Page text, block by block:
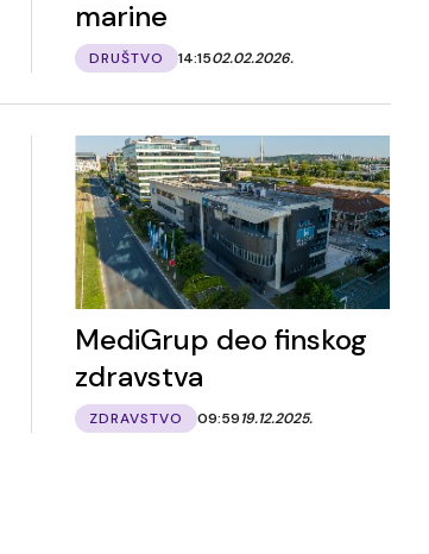
marine
DRUŠTVO 14:1502.02.2026.
MediGrup deo finskog
zdravstva
ZDRAVSTVO 09:5919.12.2025.